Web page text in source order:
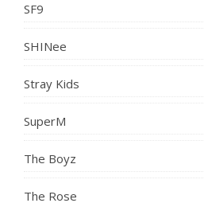
SF9
SHINee
Stray Kids
SuperM
The Boyz
The Rose